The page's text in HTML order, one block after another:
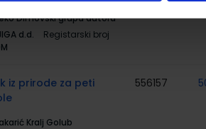
Dimovski grupa autora
d.d.
Registarski broj
iz prirode za peti
Kralj Golub
556157